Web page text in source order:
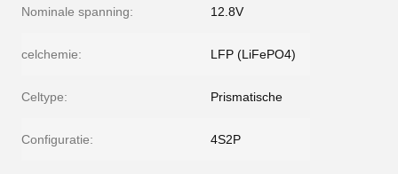
Nominale spanning: 12.8V
celchemie: LFP (LiFePO4)
Celtype: Prismatische
Configuratie: 4S2P